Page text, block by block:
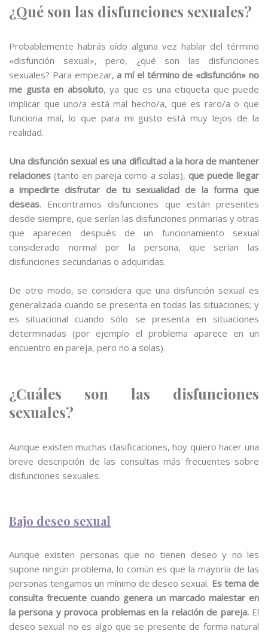
¿Qué son las disfunciones sexuales?
Probablemente habrás oído alguna vez hablar del término
«disfunción sexual», pero, ¿qué son las disfunciones
sexuales? Para empezar,a mí el término de «disfunción» no
me gusta en absoluto, ya que es una etiqueta que puede
implicar que uno/a está mal hecho/a, que es raro/a o que
funciona mal, lo que para mi gusto está muy lejos de la
realidad.
Una disfunción sexual es una dificultad a la hora de mantener
relaciones (tanto en pareja como a solas), que puede llegar
a impedirte disfrutar de tu sexualidad de la forma que
deseas. Encontramos disfunciones que están presentes
desde siempre, que serían las disfunciones primarias y otras
que aparecen después de un funcionamiento sexual
considerado normal por la persona, que serían las
disfunciones secundarias o adquiridas.
De otro modo, se considera que una disfunción sexual es
generalizada cuando se presenta en todas las situaciones; y
es situacional cuando sólo se presenta en situaciones
determinadas (por ejemplo el problema aparece en un
encuentro en pareja, pero no a solas).
¿Cuáles son las disfunciones
sexuales?
Aunque existen muchas clasificaciones, hoy quiero hacer una
breve descripción de las consultas más frecuentes sobre
disfunciones sexuales.
Bajo deseo sexual
Aunque existen personas que no tienen deseo y no les
supone ningún problema, lo común es que la mayoría de las
personas tengamos un mínimo de deseo sexual. Es tema de
consulta frecuente cuando genera un marcado malestar en
la persona y provoca problemas en la relación de pareja.El
deseo sexual no es algo que se presente de forma natural